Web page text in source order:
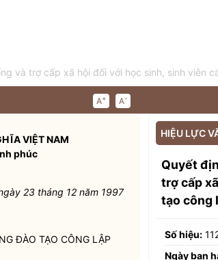
và trợ cấp xã hội đối với học sinh, sinh viên
A+ A-
VIỆT NAM
phúc
23 tháng 12 năm 1997
ĐÀO TẠO CÔNG LẬP
HIỆU LỰC
Quyết
trợ cấp
tạo công
Số hiệu:
Ngày ban